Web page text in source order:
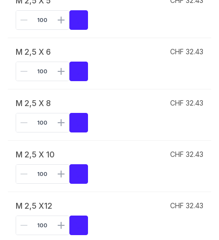
M 2,5 X 6 CHF 32.43
M 2,5 X 8 CHF 32.43
M 2,5 X 10 CHF 32.43
M 2,5 X12 CHF 32.43